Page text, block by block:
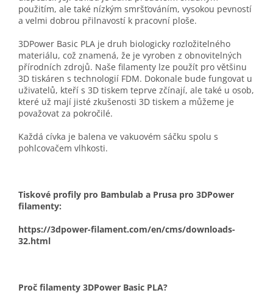
použitím, ale také nízkým smršťováním, vysokou pevností
a velmi dobrou přilnavostí k pracovní ploše.
3DPower Basic PLA je druh biologicky rozložitelného
materiálu, což znamená, že je vyroben z obnovitelných
přírodních zdrojů. Naše filamenty lze použít pro většinu
3D tiskáren s technologií FDM. Dokonale bude fungovat u
uživatelů, kteří s 3D tiskem teprve zčínají, ale také u osob,
které už mají jisté zkušenosti 3D tiskem a můžeme je
považovat za pokročilé.
Každá cívka je balena ve vakuovém sáčku spolu s
pohlcovačem vlhkosti.
Tiskové profily pro Bambulab a Prusa pro 3DPower
filamenty:
https://3dpower-filament.com/en/cms/downloads-
32.html
Proč filamenty 3DPower Basic PLA?